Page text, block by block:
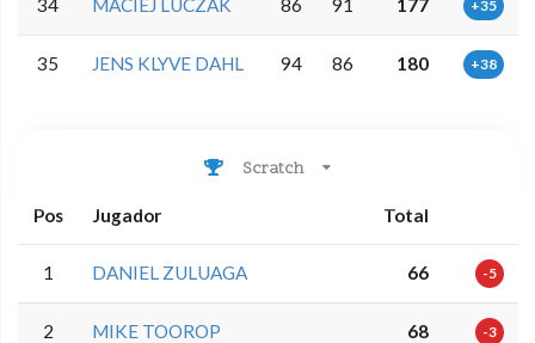
34 MACIEJ LUCZAK 86 91 177 +35
35 JENS KLYVE DAHL 94 86 180 +38
Scratch
Pos Jugador Total
1 DANIEL ZULUAGA 66 -5
2 MIKE TOOROP 68 -3